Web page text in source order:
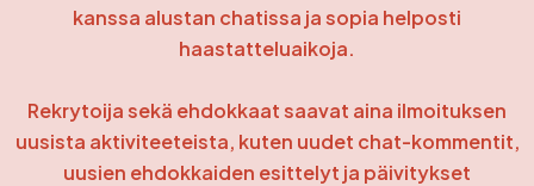
kanssa alustan chatissa ja sopia helposti
haastatteluaikoja.
Rekrytoija sekä ehdokkaat saavat aina ilmoituksen
uusista aktiviteeteista, kuten uudet chat-kommentit,
uusien ehdokkaiden esittelyt ja päivitykset